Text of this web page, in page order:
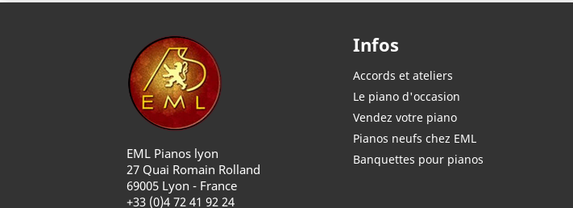
EML Pianos lyon
27 Quai Romain Rolland
69005 Lyon - France
+33 (0)4 72 41 92 24
Infos
Accords et ateliers
Le piano d'occasion
Vendez votre piano
Pianos neufs chez EML
Banquettes pour pianos